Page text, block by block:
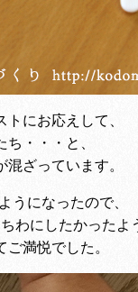
にお応えして、
・・・と、
ざっています。
になったので、
わにしたかったよ
満悦でした。